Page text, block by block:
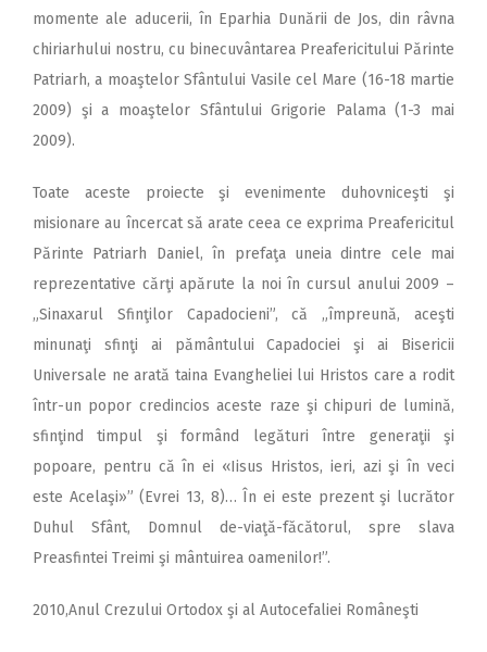
momente ale aducerii, în Eparhia Dunării de Jos, din râvna
chiriarhului nostru, cu binecuvântarea Preafericitului Părinte
Patriarh, a moaştelor Sfântului Vasile cel Mare (16-18 martie
2009) şi a moaştelor Sfântului Grigorie Palama (1-3 mai
2009).
Toate aceste proiecte şi evenimente duhovniceşti şi
misionare au încercat să arate ceea ce exprima Preafericitul
Părinte Patriarh Daniel, în prefaţa uneia dintre cele mai
reprezentative cărţi apărute la noi în cursul anului 2009 –
„Sinaxarul Sfinţilor Capadocieni”, că „împreună, aceşti
minunaţi sfinţi ai pământului Capadociei şi ai Bisericii
Universale ne arată taina Evangheliei lui Hristos care a rodit
într-un popor credincios aceste raze şi chipuri de lumină,
sfinţind timpul şi formând legături între generaţii şi
popoare, pentru că în ei «Iisus Hristos, ieri, azi şi în veci
este Acelaşi»” (Evrei 13, 8)… În ei este prezent şi lucrător
Duhul Sfânt, Domnul de-viaţă-făcătorul, spre slava
Preasfintei Treimi şi mântuirea oamenilor!”.
2010,Anul Crezului Ortodox şi al Autocefaliei Româneşti